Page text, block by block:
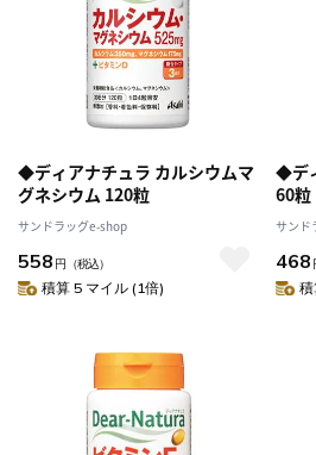
◆ディアナチュラ カルシウムマ
グネシウム 120粒
サンドラッグe-shop
558 円 （税込）
積算 5 マイル (1倍)
◆デ
60粒
サンド
468